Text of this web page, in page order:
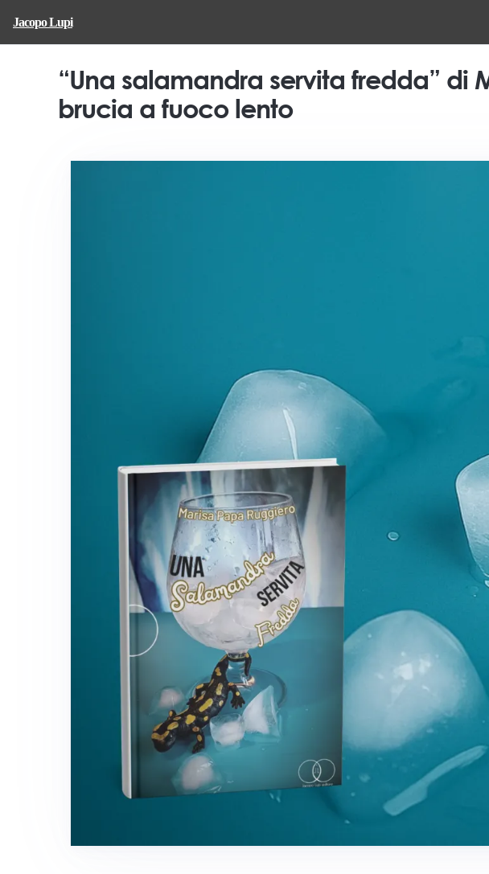
Jacopo Lupi
“Una salamandra servita fredda” di
brucia a fuoco lento